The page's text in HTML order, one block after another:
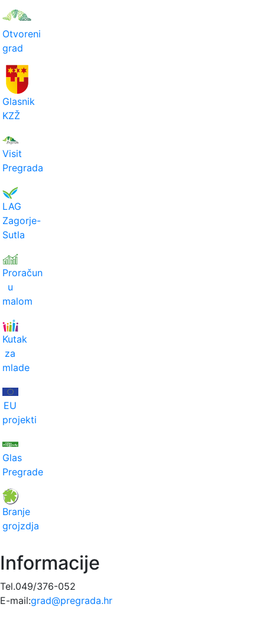
Otvoreni
grad
Glasnik
KZŽ
Visit
Pregrada
LAG
Zagorje-
Sutla
Proračun
u
malom
Kutak
za
mlade
EU
projekti
Glas
Pregrade
Branje
grojzdja
Informacije
Tel.049/376-052
E-mail:grad@pregrada.hr